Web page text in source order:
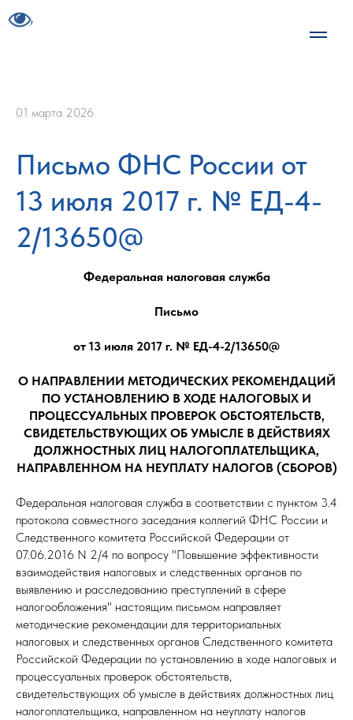
01 марта 2026
Письмо ФНС России от
13 июля 2017 г. № ЕД-4-
2/13650@
Федеральная налоговая служба
Письмо
от 13 июля 2017 г. № ЕД-4-2/13650@
О НАПРАВЛЕНИИ МЕТОДИЧЕСКИХ РЕКОМЕНДАЦИЙ
ПО УСТАНОВЛЕНИЮ В ХОДЕ НАЛОГОВЫХ И
ПРОЦЕССУАЛЬНЫХ ПРОВЕРОК ОБСТОЯТЕЛЬСТВ,
СВИДЕТЕЛЬСТВУЮЩИХ ОБ УМЫСЛЕ В ДЕЙСТВИЯХ
ДОЛЖНОСТНЫХ ЛИЦ НАЛОГОПЛАТЕЛЬЩИКА,
НАПРАВЛЕННОМ НА НЕУПЛАТУ НАЛОГОВ (СБОРОВ)
Федеральная налоговая служба в соответствии с пунктом 3.4
протокола совместного заседания коллегий ФНС России и
Следственного комитета Российской Федерации от
07.06.2016 N 2/4 по вопросу "Повышение эффективности
взаимодействия налоговых и следственных органов по
выявлению и расследованию преступлений в сфере
налогообложения" настоящим письмом направляет
методические рекомендации для территориальных
налоговых и следственных органов Следственного комитета
Российской Федерации по установлению в ходе налоговых и
процессуальных проверок обстоятельств,
свидетельствующих об умысле в действиях должностных лиц
налогоплательщика, направленном на неуплату налогов